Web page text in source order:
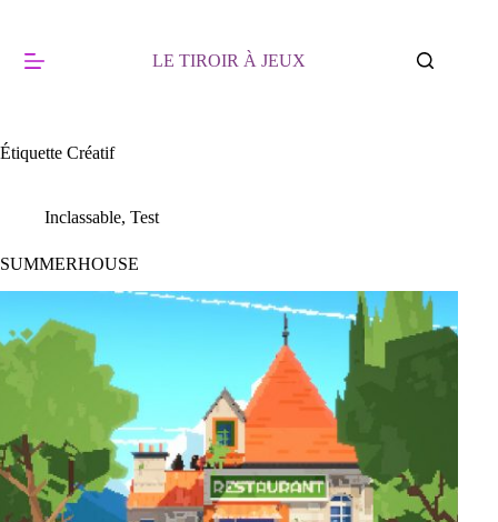
LE TIROIR À JEUX
Étiquette Créatif
Inclassable, Test
SUMMERHOUSE